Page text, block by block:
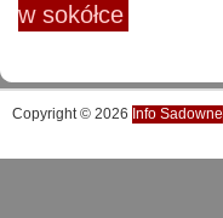
w sokółce
Copyright © 2026 Info Sadowne